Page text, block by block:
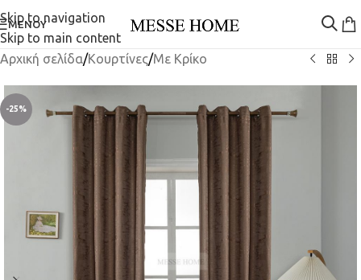
Skip to navigation
Skip to main content
ΜΕΝΟΎ
Αρχική σελίδα/Κουρτίνες/Mε Κρίκο
-25%